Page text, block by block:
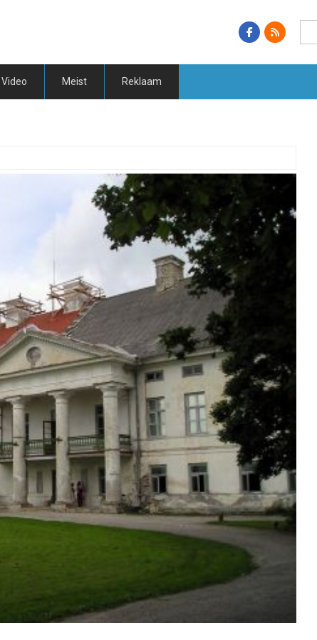
Video Meist Reklaam